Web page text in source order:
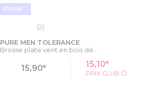
ÉPUISÉ
(2)
PURE MEN TOLERANCE
Brosse plate vent en bois de...
15,90€ 15,10€
PRIX CLUB ?